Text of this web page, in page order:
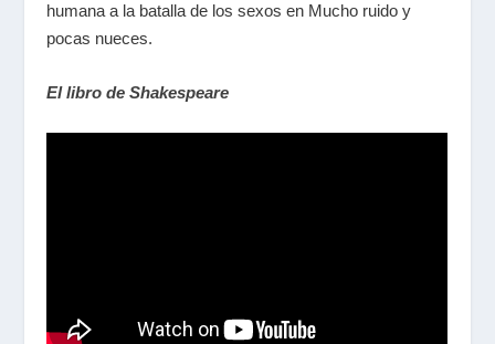
humana a la batalla de los sexos en Mucho ruido y
pocas nueces.
El libro de Shakespeare